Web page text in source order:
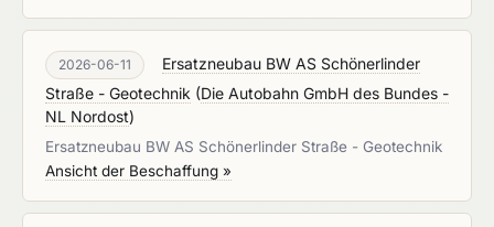
2026-06-11
Ersatzneubau BW AS Schönerlinder
Straße - Geotechnik (Die Autobahn GmbH des Bundes -
NL Nordost)
Ersatzneubau BW AS Schönerlinder Straße - Geotechnik
Ansicht der Beschaffung »